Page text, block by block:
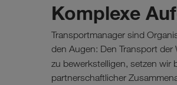
Komplexe
Transportmanager sind
den Augen: Den Transport
zu bewerkstelligen, setzen wir
partnerschaftlicher